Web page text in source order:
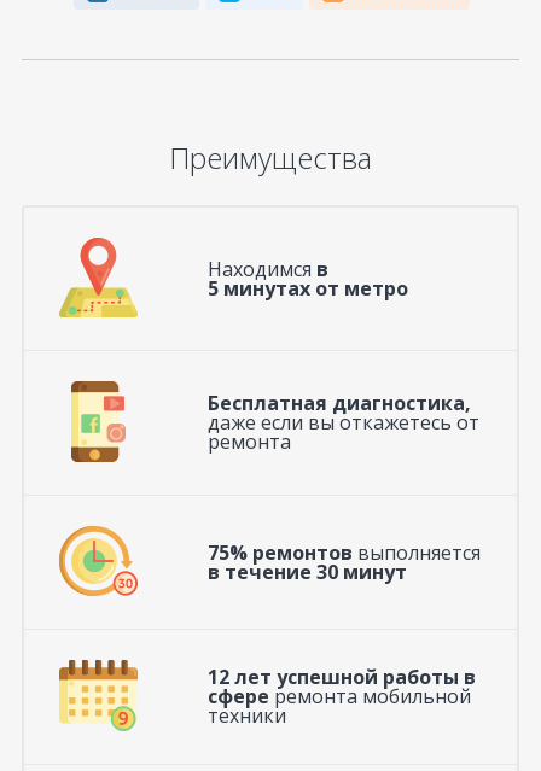
Преимущества
Находимся в
5 минутах от метро
Бесплатная диагностика,
даже если вы откажетесь от
ремонта
75% ремонтов выполняется
в течение 30 минут
12 лет успешной работы в
сфере ремонта мобильной
техники